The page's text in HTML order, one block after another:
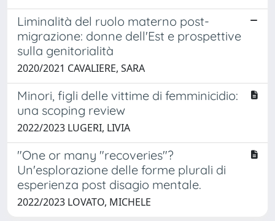
Liminalità del ruolo materno post-
migrazione: donne dell'Est e prospettive
sulla genitorialità
2020/2021 CAVALIERE, SARA
Minori, figli delle vittime di femminicidio:
una scoping review
2022/2023 LUGERI, LIVIA
"One or many "recoveries"?
Un'esplorazione delle forme plurali di
esperienza post disagio mentale.
2022/2023 LOVATO, MICHELE